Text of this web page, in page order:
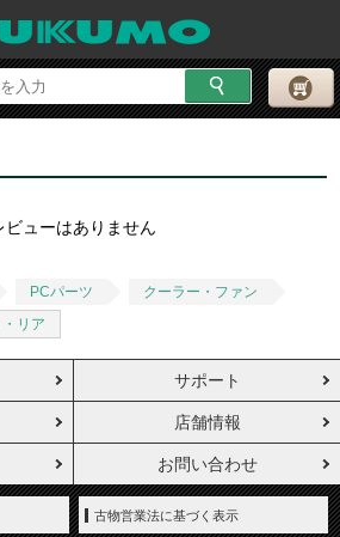
ビューはありません
PCパーツ
クーラー・ファン
リア
サポート
店舗情報
お問い合わせ
古物営業法に基づく表示